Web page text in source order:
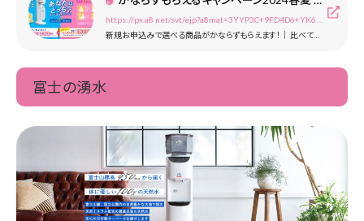
富士の湧水